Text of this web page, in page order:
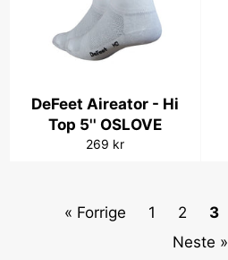
DeFeet Aireator - Hi
Top 5'' OSLOVE
Vanlig
269 kr
« Forrige 1 2 3
Neste »